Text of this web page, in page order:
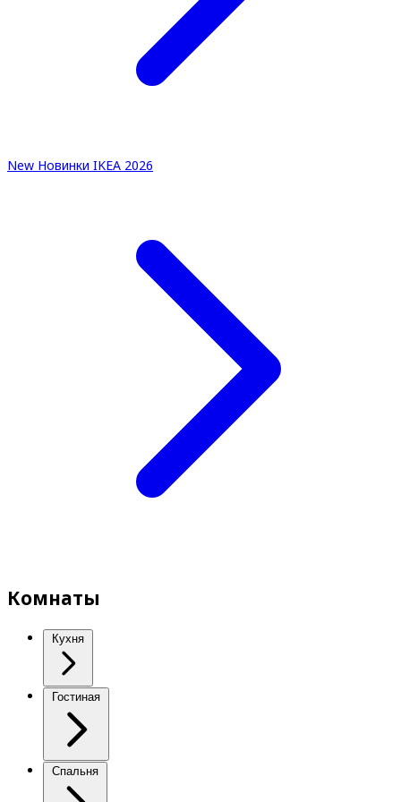
New Новинки IKEA 2026
Комнаты
Кухня
Гостиная
Спальня